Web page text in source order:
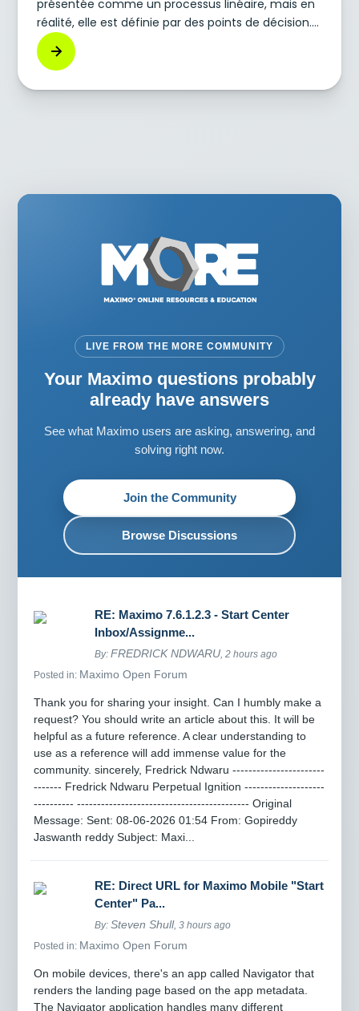
présentée comme un processus linéaire, mais en
réalité, elle est définie par des points de décision.
Les actifs vieillissent, les performances évoluent,
des risques apparaissent et les budgets se
doivent décider de la marche à suivre.
LIVE FROM THE MORE COMMUNITY
Your Maximo questions probably
already have answers
See what Maximo users are asking, answering, and
solving right now.
Join the Community
Browse Discussions
RE: Maximo 7.6.1.2.3 - Start Center
Inbox/Assignme...
By:FREDRICK NDWARU, 2 hours ago
Posted in: Maximo Open Forum
Thank you for sharing your insight. Can I humbly make a
request? You should write an article about this. It will be
helpful as a future reference. A clear understanding to
use as a reference will add immense value for the
community. sincerely, Fredrick Ndwaru -----------------------
------- Fredrick Ndwaru Perpetual Ignition --------------------
---------- ------------------------------------------- Original
Message: Sent: 08-06-2026 01:54 From: Gopireddy
Jaswanth reddy Subject: Maxi...
RE: Direct URL for Maximo Mobile "Start
Center" Pa...
By:Steven Shull, 3 hours ago
Posted in: Maximo Open Forum
On mobile devices, there's an app called Navigator that
renders the landing page based on the app metadata.
The Navigator application handles many different